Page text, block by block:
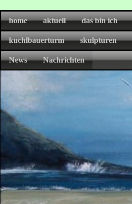
home aktuell das bin ich
kuchlbauerturm skulpturen
News Nachrichten